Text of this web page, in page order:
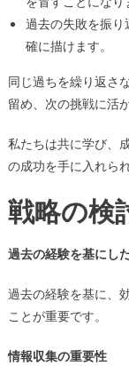
過去の失敗を振
確に描けます。
同じ過ちを繰り返さ
留め、次の挑戦に活
私たちは共に学び、
の成功を手に入れら
戦略の検
過去の経験を基にし
過去の経験を基に、
ことが重要です。
情報収集の重要性